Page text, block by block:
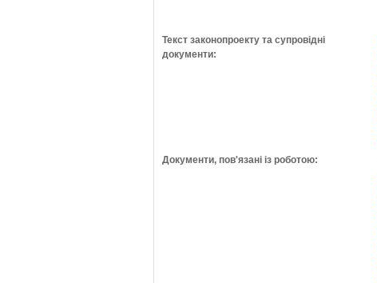
Текст законопроекту та супровідні
документи:
Документи, пов'язані із роботою: